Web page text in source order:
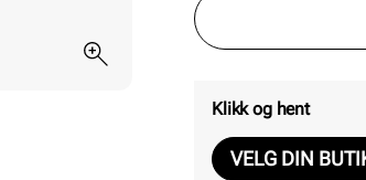
Klikk og hent
VELG DIN